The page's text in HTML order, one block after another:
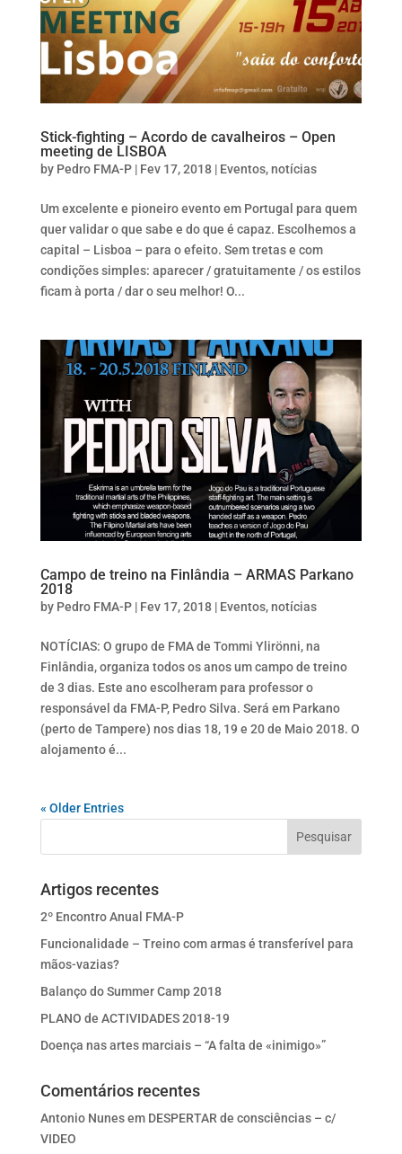
Stick-fighting – Acordo de cavalheiros – Open
meeting de LISBOA
by Pedro FMA-P| Fev 17, 2018| Eventos,notícias
Um excelente e pioneiro evento em Portugal para quem
quer validar o que sabe e do que é capaz. Escolhemos a
capital – Lisboa – para o efeito. Sem tretas e com
condições simples: aparecer / gratuitamente / os estilos
ficam à porta / dar o seu melhor! O...
Campo de treino na Finlândia – ARMAS Parkano
2018
by Pedro FMA-P| Fev 17, 2018| Eventos,notícias
NOTÍCIAS: O grupo de FMA de Tommi Ylirönni, na
Finlândia, organiza todos os anos um campo de treino
de 3 dias. Este ano escolheram para professor o
responsável da FMA-P, Pedro Silva. Será em Parkano
(perto de Tampere) nos dias 18, 19 e 20 de Maio 2018. O
alojamento é...
« Older Entries
Artigos recentes
2º Encontro Anual FMA-P
Funcionalidade – Treino com armas é transferível para
mãos-vazias?
Balanço do Summer Camp 2018
PLANO de ACTIVIDADES 2018-19
Doença nas artes marciais – “A falta de «inimigo»”
Comentários recentes
Antonio Nunesem DESPERTAR de consciências – c/
VIDEO